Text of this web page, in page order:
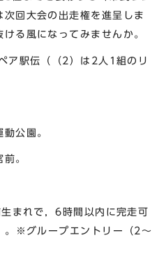
回大会の出走権を進呈しま
る風になってみませんか。
駅伝（（2）は2人1組のリ
公園。
。
まれで，6時間以内に完走可
。※グループエントリー（2～